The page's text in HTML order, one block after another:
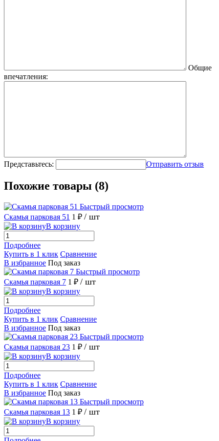
Общие
впечатления:
Представьтесь: Отправить отзыв
Похожие товары (8)
Быстрый просмотр
Скамья парковая 51 1 ₽ / шт
В корзину
Подробнее
Купить в 1 клик Сравнение
В избранное Под заказ
Быстрый просмотр
Скамья парковая 7 1 ₽ / шт
В корзину
Подробнее
Купить в 1 клик Сравнение
В избранное Под заказ
Быстрый просмотр
Скамья парковая 23 1 ₽ / шт
В корзину
Подробнее
Купить в 1 клик Сравнение
В избранное Под заказ
Быстрый просмотр
Скамья парковая 13 1 ₽ / шт
В корзину